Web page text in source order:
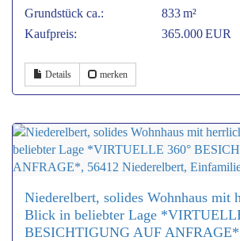
Grund­stück ca.:
833 m²
Kaufpreis:
365.000 EUR
Details merken
Niederelbert, solides Wohnhaus mit
Blick in beliebter Lage
BESICHTIGUNG AUF ANFRAGE*